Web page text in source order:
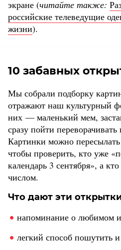
экране (читайте также:
российские телеведущие
жизни).
10 забавных
Мы собрали подборку
отражают наш культурный
них — маленький мем,
сразу пойти переворачивать
Картинки можно пересылать
чтобы проверить, кто уже
календарь 3 сентября», а
числом.
Что дают эти
напоминание о любимом
легкий способ пошутить